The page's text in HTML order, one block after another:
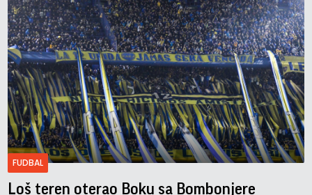
FUDBAL
Loš teren oterao Boku sa Bombonjere